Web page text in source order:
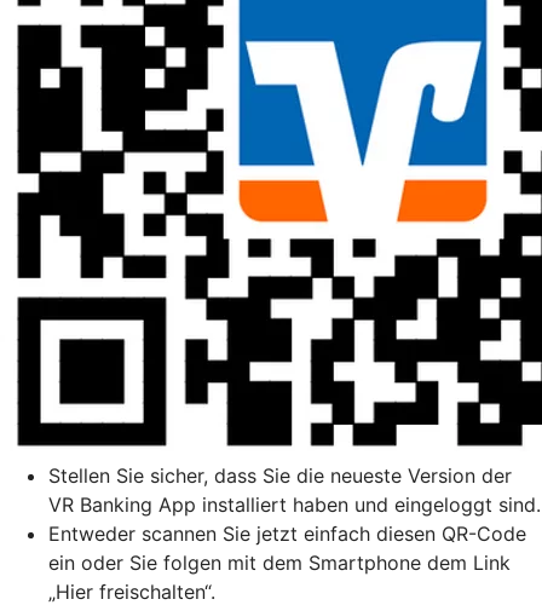
Stellen Sie sicher, dass Sie die neueste Version der
VR Banking App installiert haben und eingeloggt sind.
Entweder scannen Sie jetzt einfach diesen QR-Code
ein oder Sie folgen mit dem Smartphone dem Link
„Hier freischalten“.